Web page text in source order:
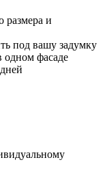
размера и
под вашу задумку
одном фасаде